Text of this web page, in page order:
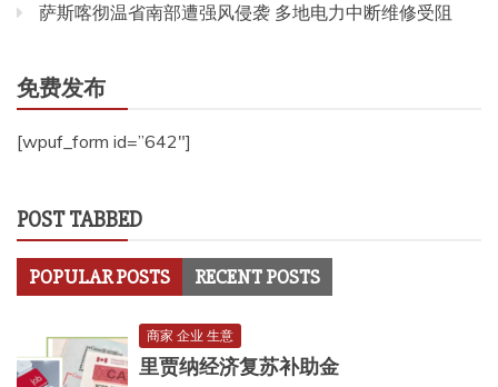
萨斯喀彻温省南部遭强风侵袭 多地电力中断维修受阻
免费发布
[wpuf_form id=”642″]
POST TABBED
POPULAR POSTS RECENT POSTS
商家 企业 生意
里贾纳经济复苏补助金